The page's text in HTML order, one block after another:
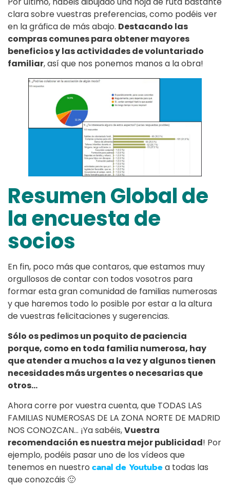
clara sobre vuestras preferencias, como podéis ver
en la gráfica de más abajo. Destacando las
compras comunes para obtener mayores
beneficios y las actividades de voluntariado
familiar, así que nos ponemos manos a la obra!
Resumen Global de
la encuesta de
socios
En fin, poco más que contaros, que estamos muy
orgullosos de contar con todos vosotros para
formar esta gran comunidad de familias numerosas
y que haremos todo lo posible por estar a la altura
de vuestras felicitaciones y sugerencias.
Sólo os pedimos un poquito de paciencia
porque, como en toda familia numerosa, hay
que atender a muchos a la vez y algunos tienen
necesidades más urgentes o necesarias que
otros…
Ahora corre por vuestra cuenta, que TODAS LAS
FAMILIAS NUMEROSAS DE LA ZONA NORTE DE MADRID
NOS CONOZCAN… ¡Ya sabéis,Vuestra
recomendación es nuestra mejor publicidad! Por
ejemplo, podéis pasar uno de los vídeos que
tenemos en nuestro canal de Youtubea todas las
que conozcáis 🙂